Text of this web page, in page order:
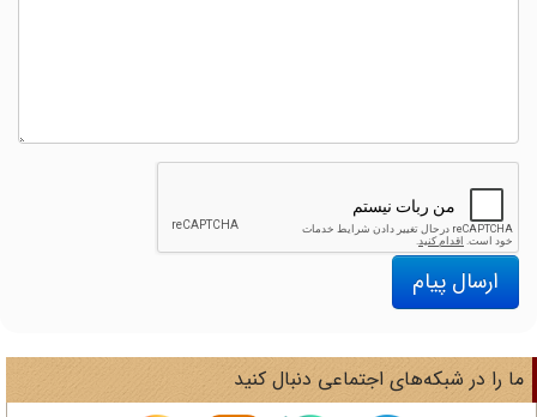
ارسال پیام
را در شبکه‌های اجتماعی دنبال کنید